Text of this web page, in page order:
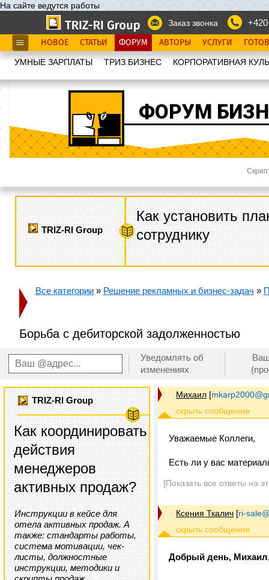
На сайте ведутся работы
Заказ звонка
НОВОЕ СТАТЬИ ФОРУМ АВТОРЫ УСЛУГИ
УМНЫЕ ЗАРПЛАТЫ ТРИЗ.БИЗНЕС КОРПОРАТИВНАЯ
ФОРУМ
TRIZ-RI Group
Как установить
сотруднику
Все категории » Решение рекламных и бизнес-задач »
Борьба с дебиторской задолженностью
Уведомлять об
изменениях
TRIZ-RI Group
Как координировать
действия
менеджеров
активных продаж?
Инструкции в кейсе для
отела активных продаж. А
также: стандарты работы,
система мотивации, чек-
листы, должностные
инструкции, методики и
Михаил [
Уважаемые Коллеги,
Есть ли у вас
[Показать все ответы на
Ксения Ткалич [ri-
Добрый день,